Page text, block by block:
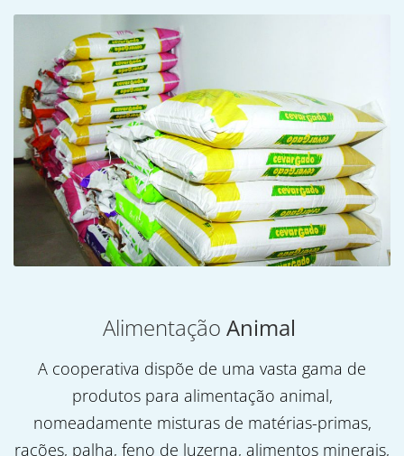
Alimentação Animal
A cooperativa dispõe de uma vasta gama de
produtos para alimentação animal,
nomeadamente misturas de matérias-primas,
rações, palha, feno de luzerna, alimentos minerais,